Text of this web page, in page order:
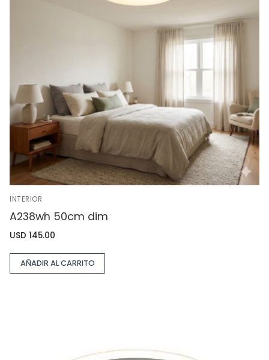
INTERIOR
A238wh 50cm dim
USD 145.00
AÑADIR AL CARRITO